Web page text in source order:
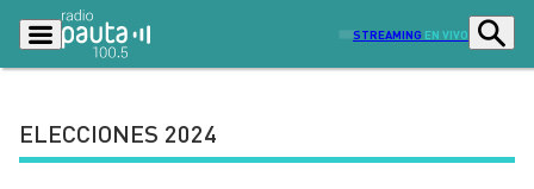
STREAMING EN VIVO
ELECCIONES 2024